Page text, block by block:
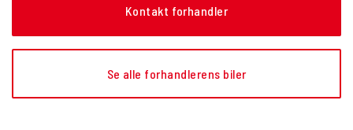
Kontakt forhandler
Se alle forhandlerens biler